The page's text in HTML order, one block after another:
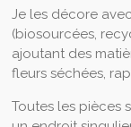
Je les décore
(biosourcées,
ajoutant des
fleurs séchées,
Toutes les pièces